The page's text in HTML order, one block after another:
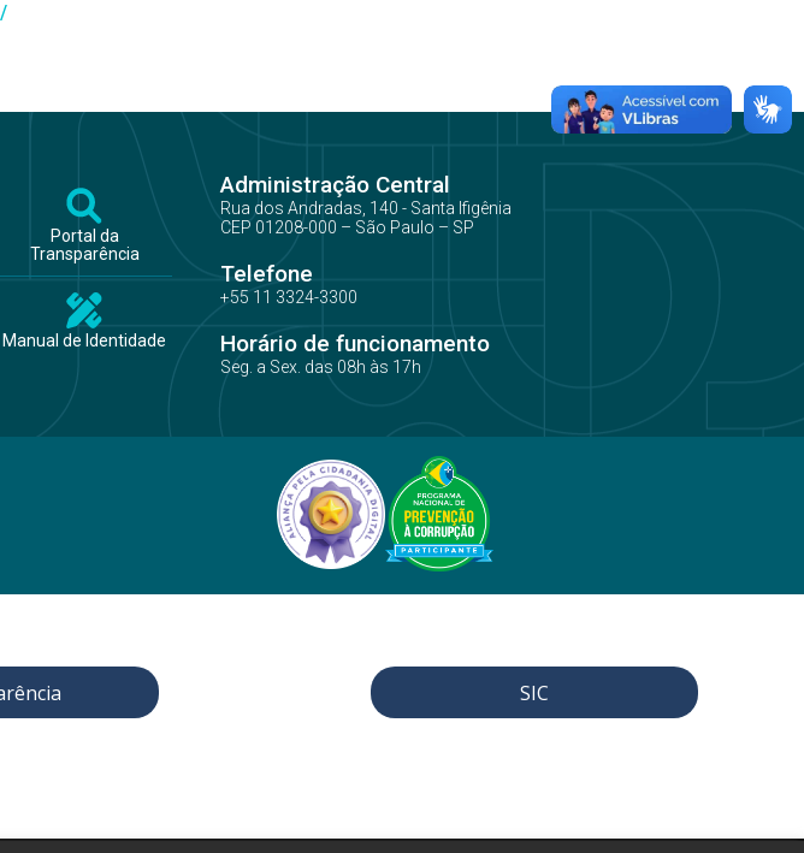
Portal da
Transparência
Manual de Identidade
Administração Central
Rua dos Andradas, 140 - Santa Ifigênia
CEP 01208-000 – São Paulo – SP
Telefone
+55 11 3324-3300
Horário de funcionamento
Seg. a Sex. das 08h às 17h
SIC